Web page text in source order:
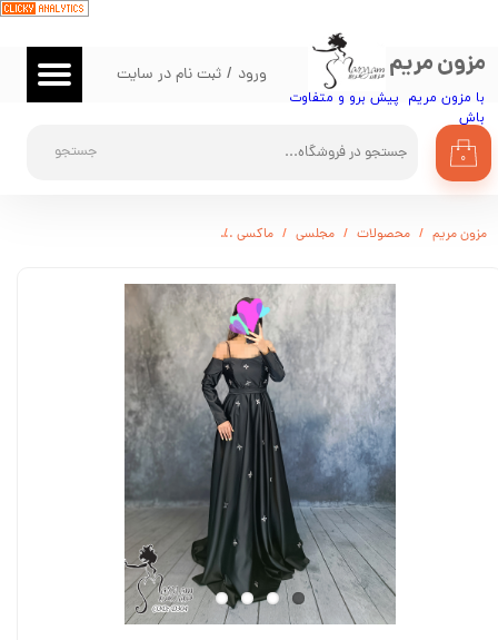
مزون مریم
با مزون مریم پیش برو و متفاوت
باش​​​​​​​
جستجو ۰
ورود / ثبت نام در سایت
حساب کاربری من
تغییر گذر واژه
سفارشات
مزون مریم محصولات مجلسی ماکسی